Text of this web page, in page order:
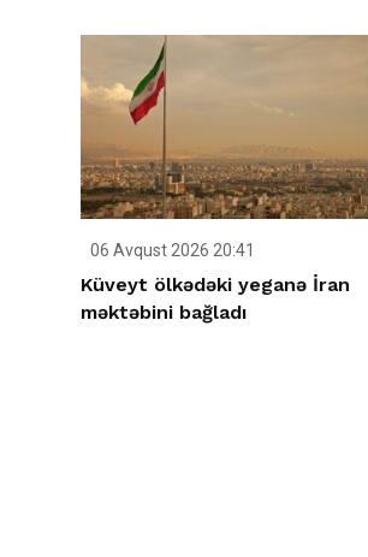
06 Avqust 2026 20:41
Küveyt ölkədəki yeganə İran
məktəbini bağladı